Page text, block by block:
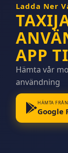
Ladda Ner
APP
Hämta vår
användning
HÄMTA FRÅN
Google